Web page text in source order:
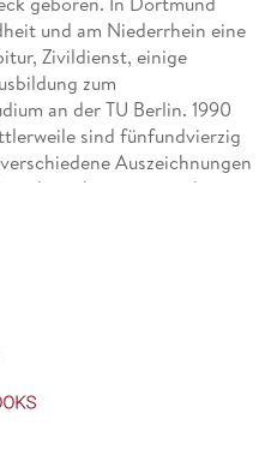
und am Niederrhein eine
Zivildienst, einige
zum
an der TU Berlin. 1990
sind fünfundvierzig
Auszeichnungen
übersetzt worden